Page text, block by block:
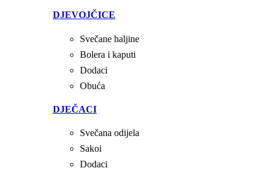
DJEVOJČICE
Svečane haljine
Bolera i kaputi
Dodaci
Obuća
DJEČACI
Svečana odijela
Sakoi
Dodaci